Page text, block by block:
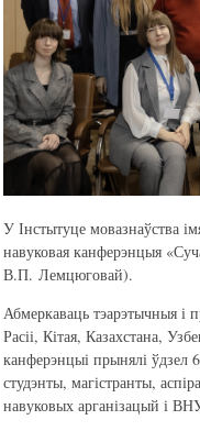
У Інстытуце мовазнаўства
навуковая канферэнцыя
В.П. Лемцюговай).
Абмеркаваць тэарэтычныя і
Расіі, Кітая, Казахстана,
канферэнцыі прынялі ўдзел
студэнты, магістранты,
навуковых арганізацый і